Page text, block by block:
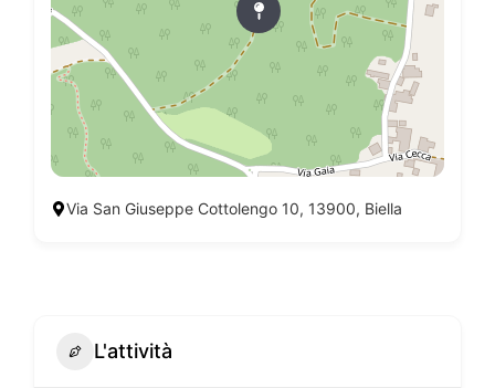
Via San Giuseppe Cottolengo 10, 13900, Biella
L'attività